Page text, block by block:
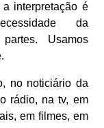
interpretação é
da
Usamos
no noticiário da
rádio, na tv, em
em filmes, em